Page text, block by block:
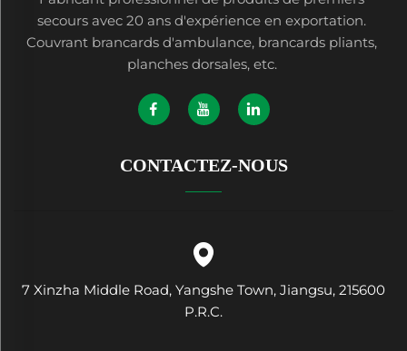
secours avec 20 ans d'expérience en exportation.
Couvrant brancards d'ambulance, brancards pliants,
planches dorsales, etc.
CONTACTEZ-NOUS
7 Xinzha Middle Road, Yangshe Town, Jiangsu, 215600
P.R.C.